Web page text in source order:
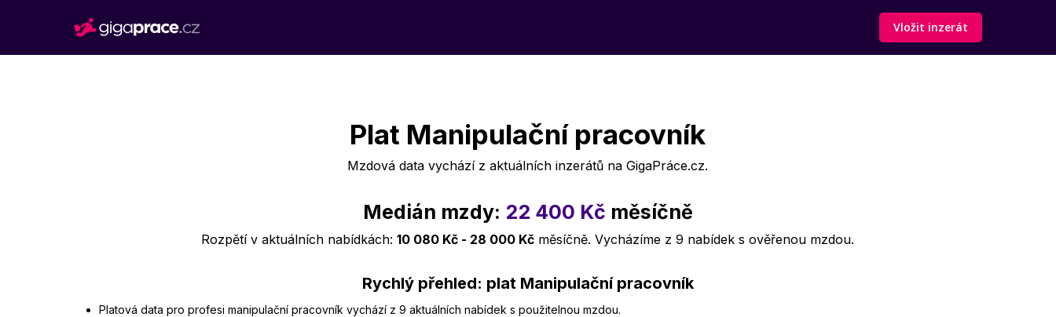
Vložit inzerát
Plat Manipulační pracovník
Mzdová data vychází z aktuálních inzerátů na GigaPráce.cz.
Medián mzdy: 22 400 Kč měsíčně
Rozpětí v aktuálních nabídkách:10 080 Kč - 28 000 Kč měsíčně. Vycházíme z 9 nabídek s ověřenou mzdou.
Rychlý přehled: plat Manipulační pracovník
Platová data pro profesi manipulační pracovník vychází z 9 aktuálních nabídek s použitelnou mzdou.